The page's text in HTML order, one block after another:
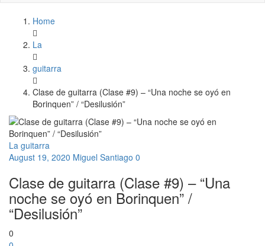
Home
La
guitarra
Clase de guitarra (Clase #9) – “Una noche se oyó en
Borinquen” / “Desilusión”
La guitarra
August 19, 2020 Miguel Santiago 0
Clase de guitarra (Clase #9) – “Una
noche se oyó en Borinquen” /
“Desilusión”
0